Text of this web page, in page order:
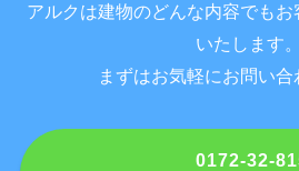
アルクは建物のどんな内容でも
いたします。
まずはお気軽にお問い合
0172-32-